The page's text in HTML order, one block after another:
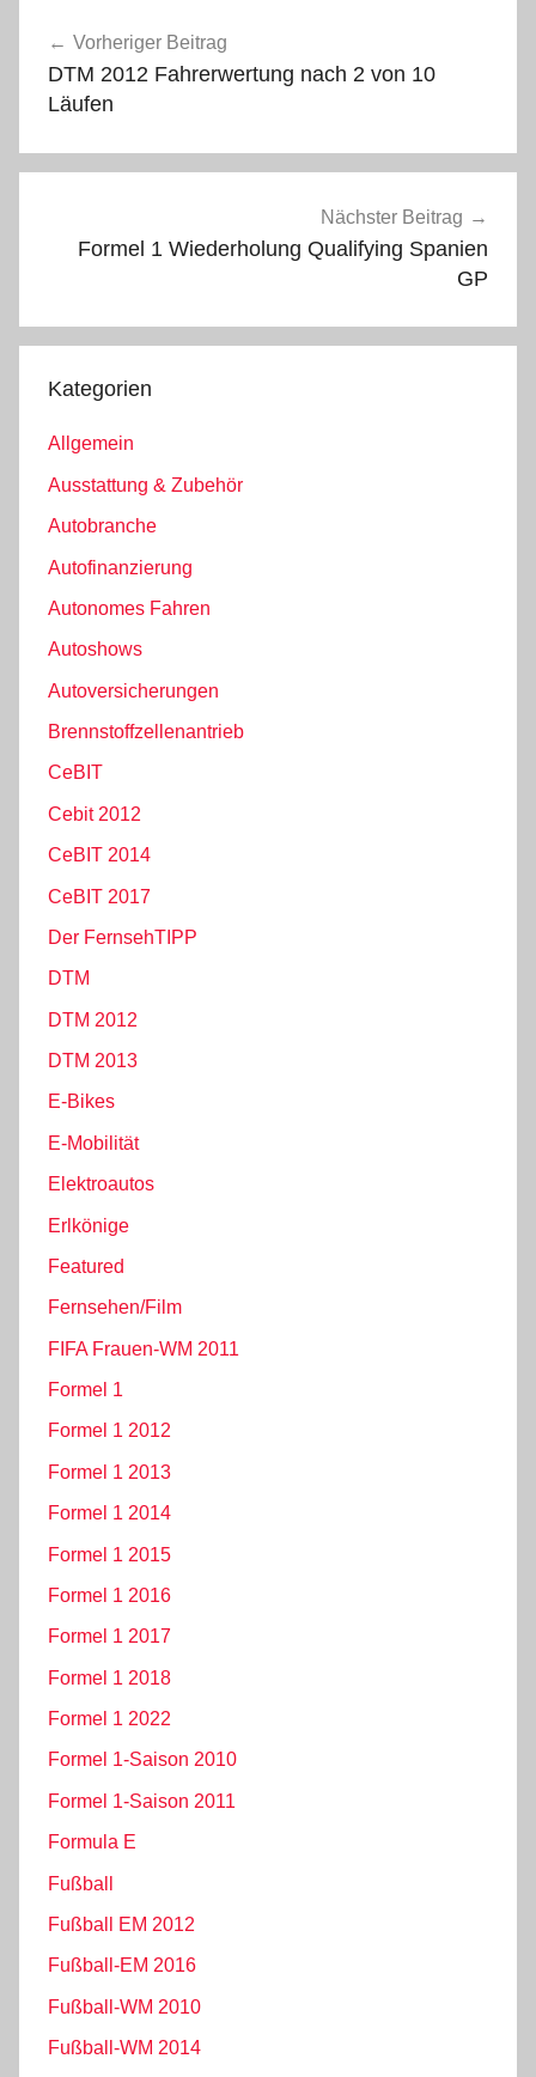
Vorheriger Beitrag
DTM 2012 Fahrerwertung nach 2 von 10
Läufen
Nächster Beitrag
Formel 1 Wiederholung Qualifying Spanien
GP
Kategorien
Allgemein
Ausstattung & Zubehör
Autobranche
Autofinanzierung
Autonomes Fahren
Autoshows
Autoversicherungen
Brennstoffzellenantrieb
CeBIT
Cebit 2012
CeBIT 2014
CeBIT 2017
Der FernsehTIPP
DTM
DTM 2012
DTM 2013
E-Bikes
E-Mobilität
Elektroautos
Erlkönige
Featured
Fernsehen/Film
FIFA Frauen-WM 2011
Formel 1
Formel 1 2012
Formel 1 2013
Formel 1 2014
Formel 1 2015
Formel 1 2016
Formel 1 2017
Formel 1 2018
Formel 1 2022
Formel 1-Saison 2010
Formel 1-Saison 2011
Formula E
Fußball
Fußball EM 2012
Fußball-EM 2016
Fußball-WM 2010
Fußball-WM 2014